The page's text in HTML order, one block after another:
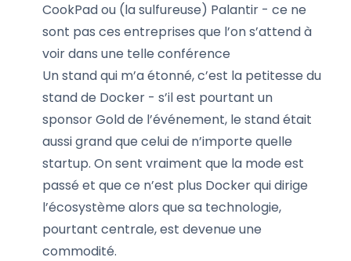
CookPad ou (la sulfureuse) Palantir - ce ne
sont pas ces entreprises que l’on s’attend à
voir dans une telle conférence
Un stand qui m’a étonné, c’est la petitesse du
stand de Docker - s’il est pourtant un
sponsor Gold de l’événement, le stand était
aussi grand que celui de n’importe quelle
startup. On sent vraiment que la mode est
passé et que ce n’est plus Docker qui dirige
l’écosystème alors que sa technologie,
pourtant centrale, est devenue une
commodité.